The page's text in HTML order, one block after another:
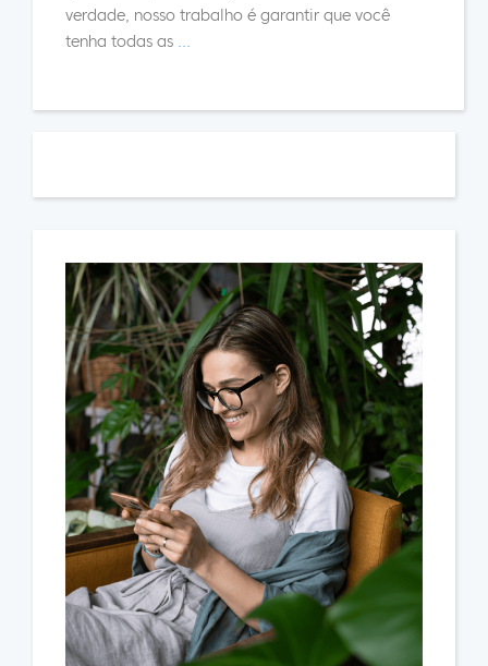
verdade, nosso trabalho é garantir que você
tenha todas as ...